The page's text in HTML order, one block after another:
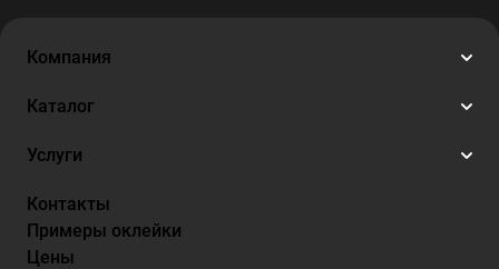
Компания
Каталог
Услуги
Контакты
Примеры оклейки
Цены